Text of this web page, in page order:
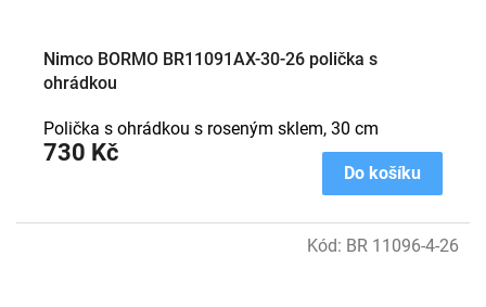
Nimco BORMO BR11091AX-30-26 polička s
ohrádkou
730 Kč
Do košíku
Polička s ohrádkou s roseným sklem, 30 cm
Kód: BR 11096-4-26